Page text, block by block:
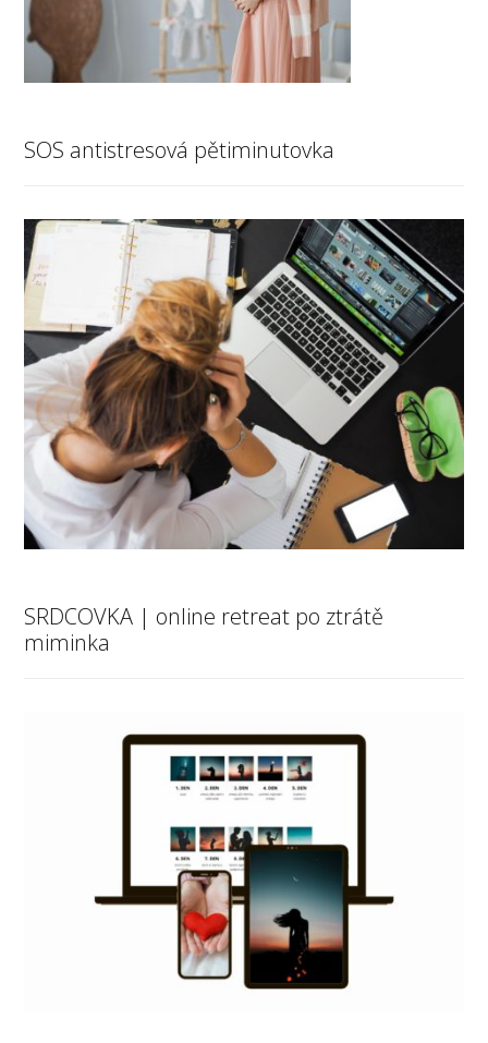
SOS antistresová pětiminutovka
SRDCOVKA | online retreat po ztrátě
miminka